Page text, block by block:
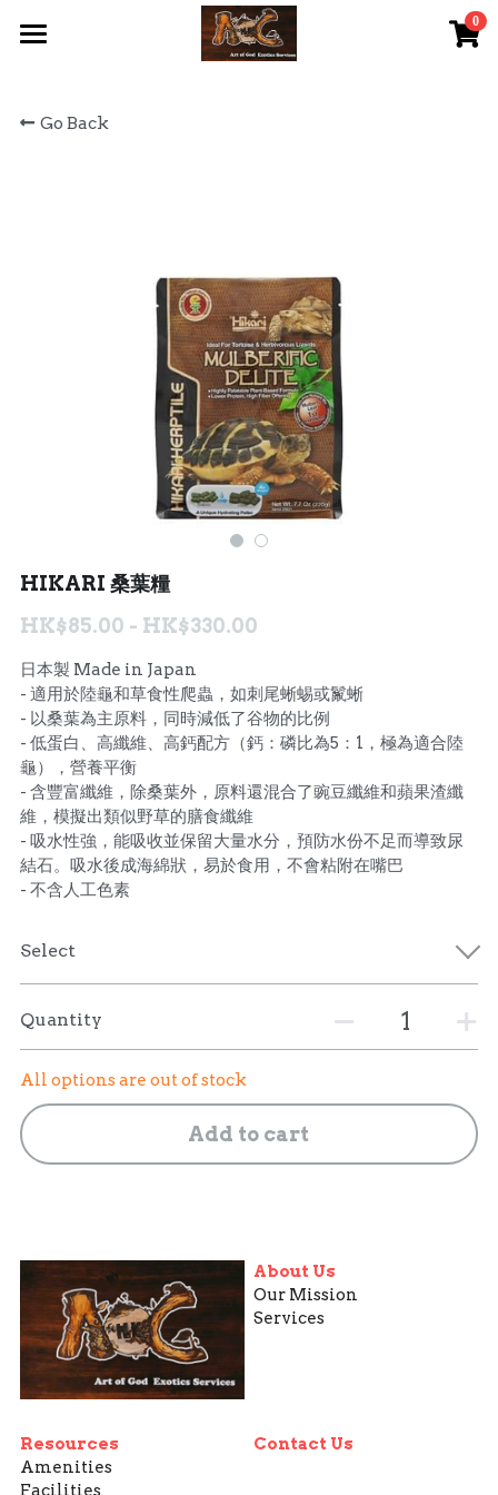
0
關於我們 About Us
AOG Channel
網上商店 Shop Now
飼養陸龜小貼士 Tips
Facebook 專頁Facebook Page
Tough Cubic 爬蟲箱預訂
聯絡我們 Contact Us
Search
繁體中文
English
Go Back
HIKARI 桑葉糧
HK$85.00 - HK$330.00
日本製 Made in Japan
- 適用於陸龜和草食性爬蟲，如刺尾蜥蜴或鬣蜥
- 以桑葉為主原料，同時減低了谷物的比例
- 低蛋白、高纖維、高鈣配方（鈣：磷比為5：1，極為適合陸
龜），營養平衡
- 含豐富纖維，除桑葉外，原料還混合了豌豆纖維和蘋果渣纖
維，模擬出類似野草的膳食纖維
- 吸水性強，能吸收並保留大量水分，預防水份不足而導致尿
結石。吸水後成海綿狀，易於食用，不會粘附在嘴巴
- 不含人工色素
Select
Quantity
All options are out of stock
Add to cart
About Us
Our Mission
Services
Resources
Amenities
Facilities
Contact Us
×
STORE CATEGORIES
All Categories